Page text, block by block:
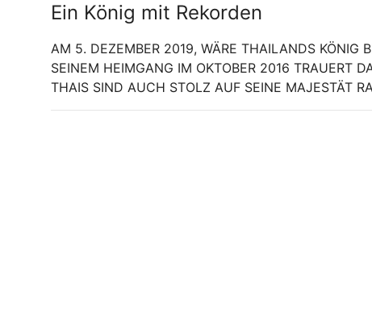
Ein König mit Rekorden
AM 5. DEZEMBER 2019, WÄRE THAILANDS KÖNIG
SEINEM HEIMGANG IM OKTOBER 2016 TRAUERT
THAIS SIND AUCH STOLZ AUF SEINE MAJESTÄT